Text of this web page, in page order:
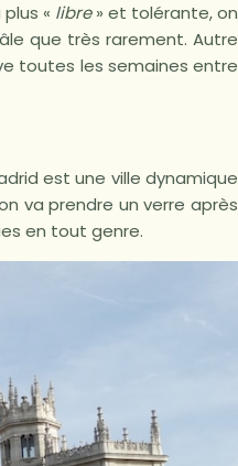
« libre» et tolérante, on
que très rarement. Autre
toutes les semaines entre
est une ville dynamique
va prendre un verre après
en tout genre.